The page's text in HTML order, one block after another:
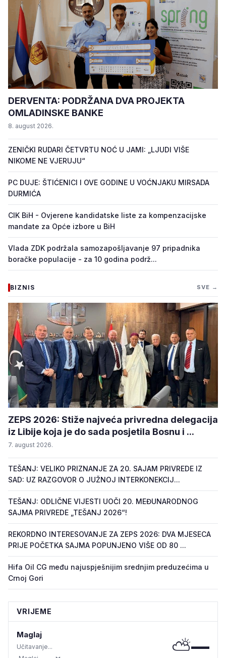
DERVENTA: PODRŽANA DVA PROJEKTA
OMLADINSKE BANKE
8. august 2026.
ZENIČKI RUDARI ČETVRTU NOĆ U JAMI: „LJUDI VIŠE
NIKOME NE VJERUJU“
PC DUJE: ŠTIĆENICI I OVE GODINE U VOĆNJAKU MIRSADA
DURMIĆA
CIK BiH - Ovjerene kandidatske liste za kompenzacijske
mandate za Opće izbore u BiH
Vlada ZDK podržala samozapošljavanje 97 pripadnika
boračke populacije - za 10 godina podrž...
BIZNIS SVE →
ZEPS 2026: Stiže najveća privredna delegacija
iz Libije koja je do sada posjetila Bosnu i ...
7. august 2026.
TEŠANJ: VELIKO PRIZNANJE ZA 20. SAJAM PRIVREDE IZ
SAD: UZ RAZGOVOR O JUŽNOJ INTERKONEKCIJ...
TEŠANJ: ODLIČNE VIJESTI UOČI 20. MEĐUNARODNOG
SAJMA PRIVREDE „TEŠANJ 2026“!
REKORDNO INTERESOVANJE ZA ZEPS 2026: DVA MJESECA
PRIJE POČETKA SAJMA POPUNJENO VIŠE OD 80 ...
Hifa Oil CG među najuspješnijim srednjim preduzećima u
Crnoj Gori
VRIJEME
Maglaj
Učitavanje... ⛅—